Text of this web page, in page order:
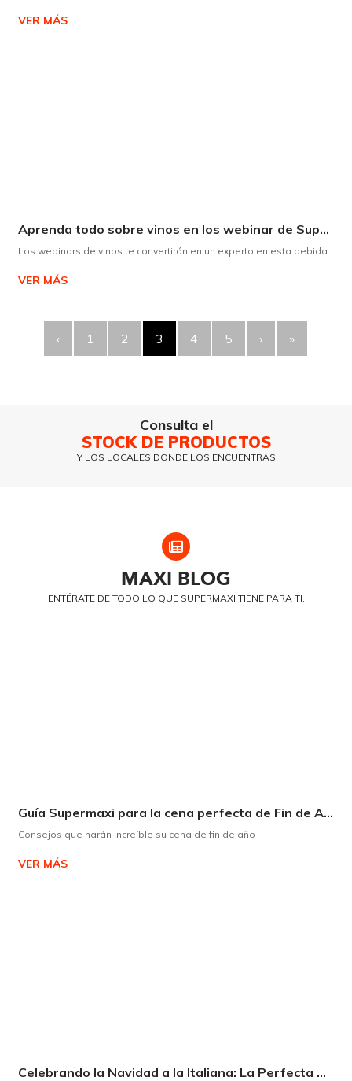
VER MÁS
Aprenda todo sobre vinos en los webinar de Supermaxi
Los webinars de vinos te convertirán en un experto en esta bebida.
VER MÁS
‹ 1 2 3 4 5 › »
Consulta el
STOCK DE PRODUCTOS
Y LOS LOCALES DONDE LOS ENCUENTRAS
MAXI BLOG
ENTÉRATE DE TODO LO QUE SUPERMAXI TIENE PARA TI.
Guía Supermaxi para la cena perfecta de Fin de Año
Consejos que harán increíble su cena de fin de año
VER MÁS
Celebrando la Navidad a la Italiana: La Perfecta Armonía entre Panettone y Espumante